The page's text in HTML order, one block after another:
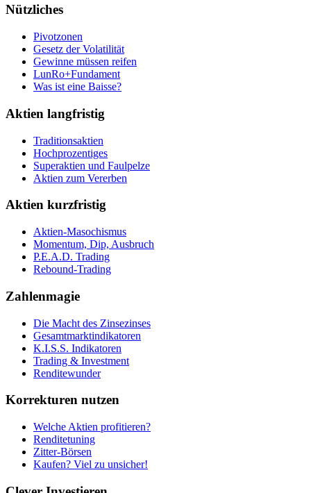
Nützliches
Pivotzonen
Gesetz der Volatilität
Gewinne müssen reifen
LunRo+Fundament
Was ist eine Baisse?
Aktien langfristig
Traditionsaktien
Hochprozentiges
Superaktien und Faulpelze
Aktien zum Vererben
Aktien kurzfristig
Aktien-Masochismus
Momentum, Dip, Ausbruch
P.E.A.D. Trading
Rebound-Trading
Zahlenmagie
Die Macht des Zinsezinses
Gesamtmarktindikatoren
K.I.S.S. Indikatoren
Trading & Investment
Renditewunder
Korrekturen nutzen
Welche Aktien profitieren?
Renditetuning
Zitter-Börsen
Kaufen? Viel zu unsicher!